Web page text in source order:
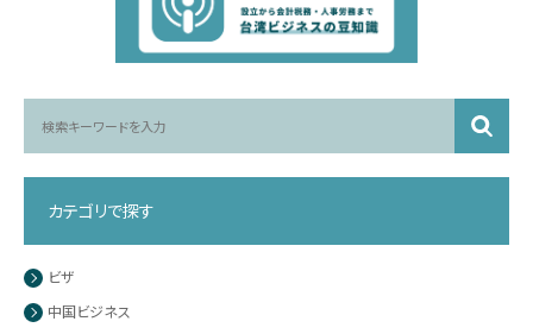
カテゴリで探す
ビザ
中国ビジネス